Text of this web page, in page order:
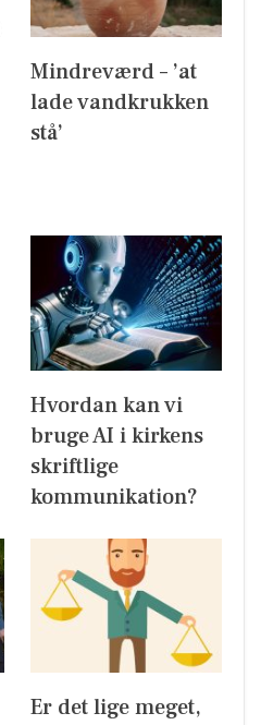
Mindreværd – ’at
lade vandkrukken
stå’
Hvordan kan vi
bruge AI i kirkens
skriftlige
kommunikation?
Er det lige meget,